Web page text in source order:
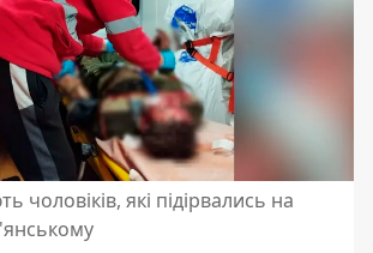
чоловіків, які підірвались на